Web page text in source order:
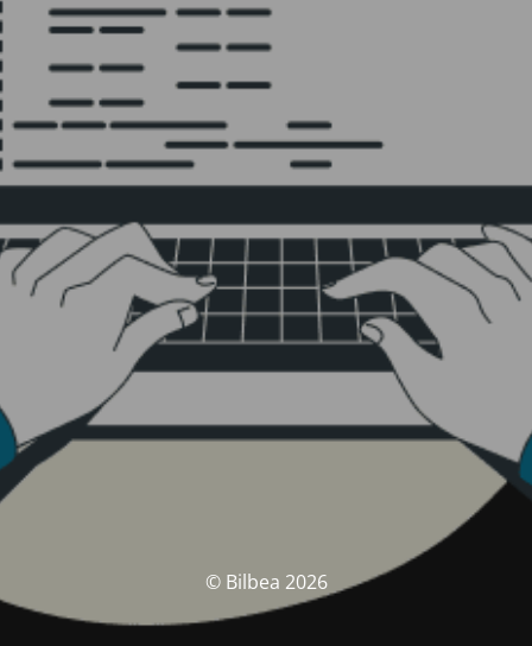
© Bilbea 2026